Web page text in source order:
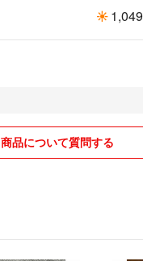
1,049
商品について質問する